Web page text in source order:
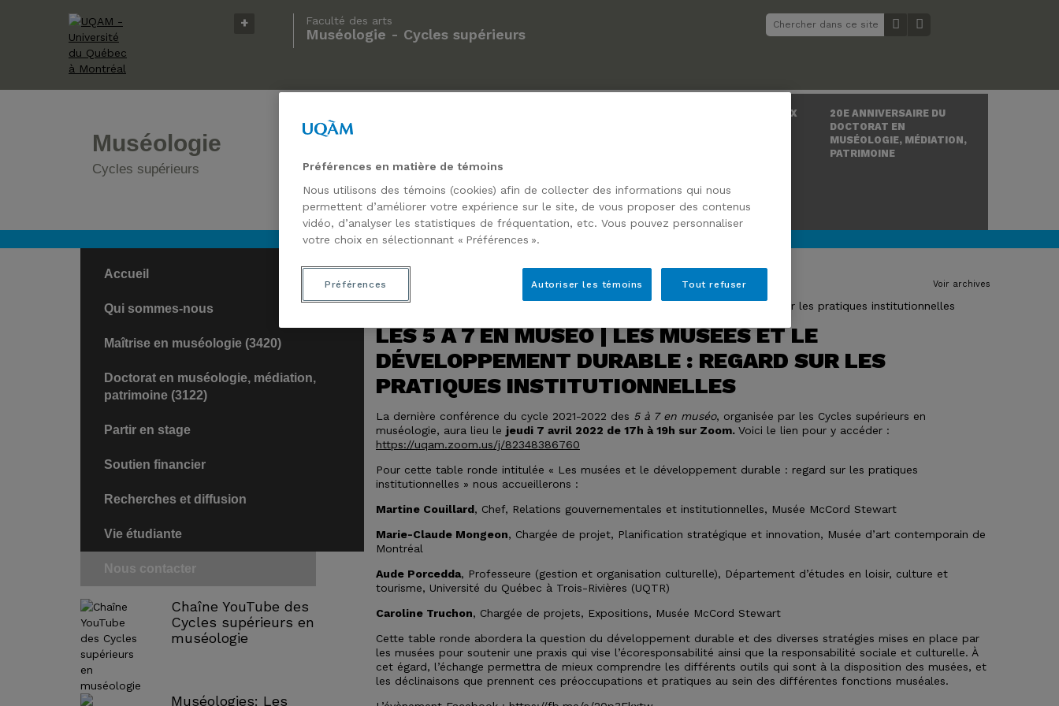
Faculté des arts
Muséologie - Cycles supérieurs
Muséologie
Cycles supérieurs
DOCTORALE
MUSÉE DES BEAUX-ARTS
DELFINO
LES 8ES ÉTATS GÉNÉRAUX
20E ANNIVERSAIRE DU
DOCTORAT EN
MUSÉOLOGIE, MÉDIATION,
PATRIMOINE
Accueil
Qui sommes-nous
Maîtrise en muséologie (3420)
Doctorat en muséologie, médiation,
patrimoine (3122)
Partir en stage
Soutien financier
Recherches et diffusion
Vie étudiante
Nous contacter
Chaîne YouTube des
Cycles supérieurs en
muséologie
Muséologies: Les
Voir archives
LES 5 À 7 EN MUSÉO | LES MUSÉES ET LE
DÉVELOPPEMENT DURABLE : REGARD SUR LES
PRATIQUES INSTITUTIONNELLES
La dernière conférence du cycle 2021-2022 des 5 à 7 en muséo, organisée par les Cycles supérieurs en
muséologie, aura lieu le jeudi 7 avril 2022 de 17h à 19h sur Zoom. Voici le lien pour y accéder :
https://uqam.zoom.us/j/82348386760
Pour cette table ronde intitulée « Les musées et le développement durable : regard sur les pratiques
institutionnelles » nous accueillerons :
Martine Couillard, Chef, Relations gouvernementales et institutionnelles, Musée McCord Stewart
Marie-Claude Mongeon, Chargée de projet, Planification stratégique et innovation, Musée d’art contemporain de
Montréal
Aude Porcedda, Professeure (gestion et organisation culturelle), Département d’études en loisir, culture et
tourisme, Université du Québec à Trois-Rivières (UQTR)
Caroline Truchon, Chargée de projets, Expositions, Musée McCord Stewart
Cette table ronde abordera la question du développement durable et des diverses stratégies mises en place par
les musées pour soutenir une praxis qui vise l’écoresponsabilité ainsi que la responsabilité sociale et culturelle. À
cet égard, l’échange permettra de mieux comprendre les différents outils qui sont à la disposition des musées, et
les déclinaisons que prennent ces préoccupations et pratiques au sein des différentes fonctions muséales.
Préférences en matière de témoins
Nous utilisons des témoins (cookies) afin de collecter des informations qui nous
permettent d’améliorer votre expérience sur le site, de vous proposer des contenus
vidéo, d’analyser les statistiques de fréquentation, etc. Vous pouvez personnaliser
votre choix en sélectionnant « Préférences ».
Tout refuser
Autoriser les témoins
Préférences